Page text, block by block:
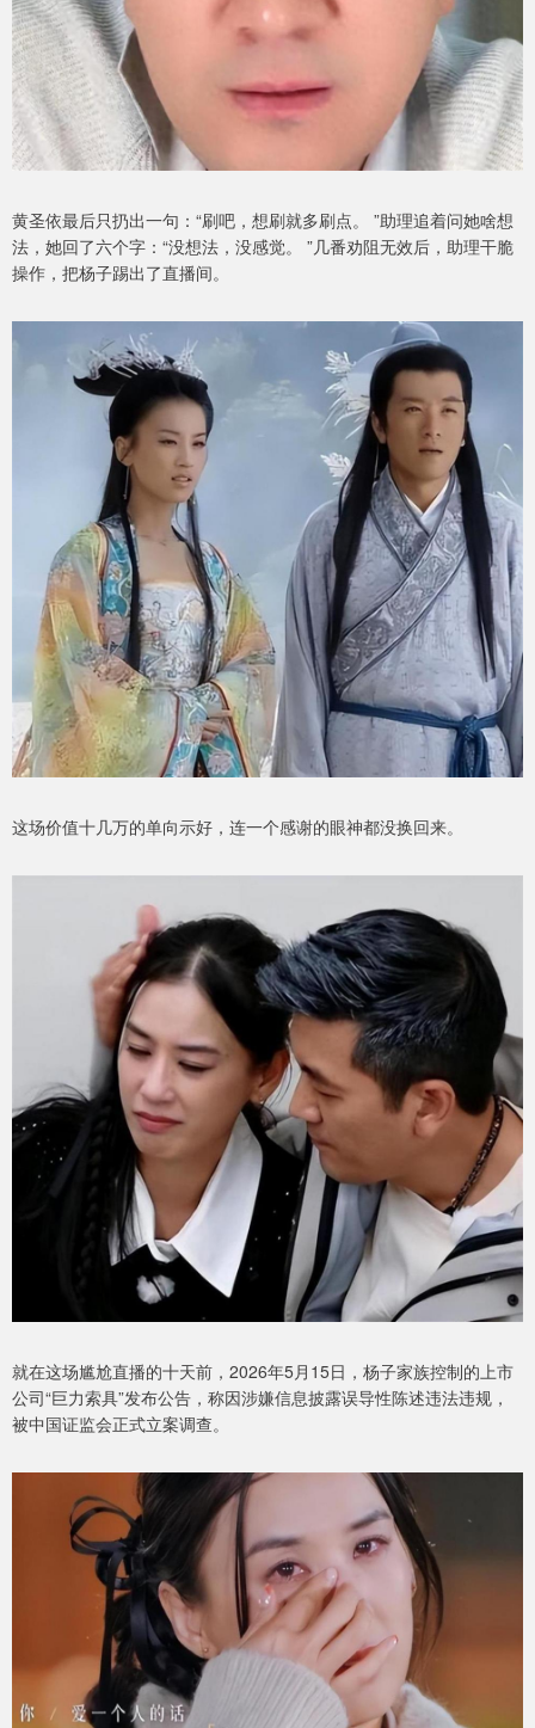
黄圣依最后只扔出一句：“刷吧，想刷就多刷点。 ”助理追着问她啥想
法，她回了六个字：“没想法，没感觉。 ”几番劝阻无效后，助理干脆
操作，把杨子踢出了直播间。
这场价值十几万的单向示好，连一个感谢的眼神都没换回来。
就在这场尴尬直播的十天前，2026年5月15日，杨子家族控制的上市
公司“巨力索具”发布公告，称因涉嫌信息披露误导性陈述违法违规，
被中国证监会正式立案调查。